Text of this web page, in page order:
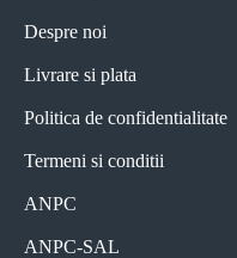
Despre noi
Livrare si plata
Politica de confidentialitate
Termeni si conditii
ANPC
ANPC-SAL